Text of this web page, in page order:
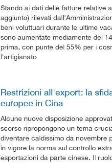
Stando ai dati delle fatture relative
aggiunto) rilevati
beni voluttuari durante le ultime
sono aumentate mediamente del
prima, con punte del 55% per i
l'artigianato
Restrizioni all'export: la
europee in Cina
Alcune nuove disposizione
scorso ripropongono un tema
diventare caldissimo da novembre
in vigore la norma sul controllo
esportazioni da parte cinese. Il